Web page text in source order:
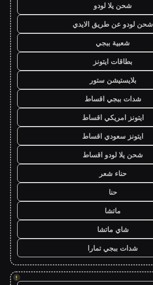
شحن يلا لودو
شحن لودو عن طريق الايدي
شعبية ببجي
بطاقات ايتونز
بلايستيشن ستور
شدات ببجي اقساط
ايتونز امريكي اقساط
ايتونز سعودي اقساط
شحن يلا لودو اقساط
حناء شعر
حنا
ماتشا
شاي ماتشا
شدات ببجي تمارا
!